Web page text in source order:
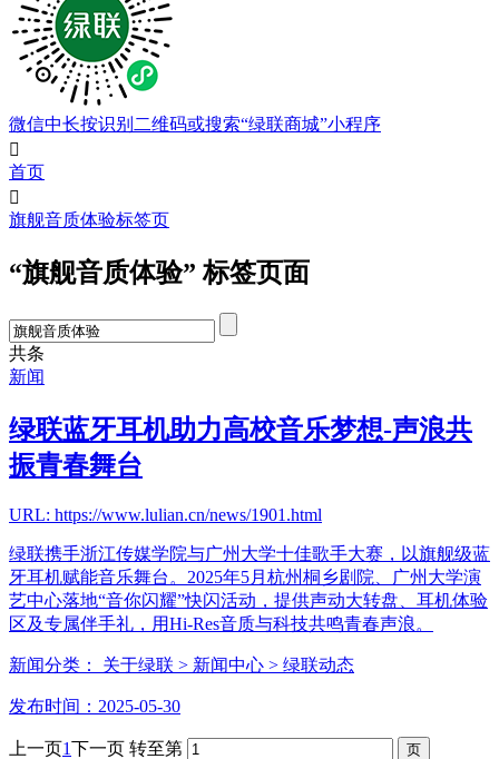
微信中长按识别二维码或搜索“绿联商城”小程序

首页

旗舰音质体验标签页
“旗舰音质体验” 标签页面
共条
新闻
绿联蓝牙耳机助力高校音乐梦想-声浪共
振青春舞台
URL: https://www.lulian.cn/news/1901.html
绿联携手浙江传媒学院与广州大学十佳歌手大赛，以旗舰级蓝
牙耳机赋能音乐舞台。2025年5月杭州桐乡剧院、广州大学演
艺中心落地“音你闪耀”快闪活动，提供声动大转盘、耳机体验
区及专属伴手礼，用Hi-Res音质与科技共鸣青春声浪。
新闻分类： 关于绿联 > 新闻中心 > 绿联动态
发布时间：2025-05-30
上一页1下一页 转至第